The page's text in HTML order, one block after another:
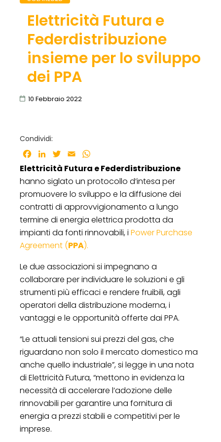
Elettricità Futura e
Federdistribuzione
insieme per lo sviluppo
dei PPA
10 Febbraio 2022
Condividi:
Facebook
LinkedInTwitter
Email
Elettricità Futura e Federdistribuzione
hanno siglato un protocollo d’intesa per
promuovere lo sviluppo e la diffusione dei
contratti di approvvigionamento a lungo
termine di energia elettrica prodotta da
impianti da fonti rinnovabili, i Power Purchase
Agreement (PPA).
Le due associazioni si impegnano a
collaborare per individuare le soluzioni e gli
strumenti più efficaci e rendere fruibili, agli
operatori della distribuzione moderna, i
vantaggi e le opportunità offerte dai PPA.
“Le attuali tensioni sui prezzi del gas, che
riguardano non solo il mercato domestico ma
anche quello industriale”, si legge in una nota
di Elettricità Futura, “mettono in evidenza la
necessità di accelerare l’adozione delle
rinnovabili per garantire una fornitura di
energia a prezzi stabili e competitivi per le
imprese.